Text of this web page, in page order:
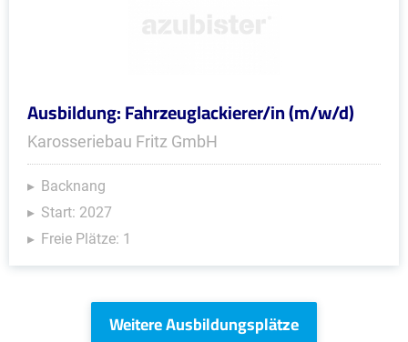
Ausbildung: Fahrzeuglackierer/in (m/w/d)
Karosseriebau Fritz GmbH
Backnang
Start: 2027
Freie Plätze: 1
Weitere Ausbildungsplätze